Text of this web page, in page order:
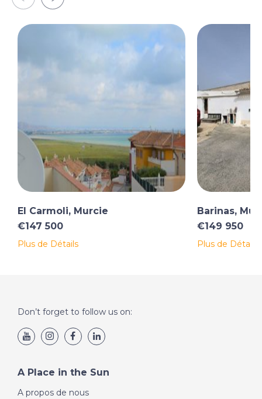
El Carmoli, Murcie
€147 500
Plus de Détails
Barinas,
€149 950
Plus de Détails
Don’t forget to follow us on:
A Place in the Sun
A propos de nous